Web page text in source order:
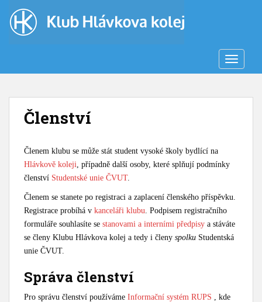
o
Členství
Členem klubu se může stát student vysoké školy bydlící na
Hlávkově koleji, případně další osoby, které splňují podmínky
členství Studentské unie ČVUT.
Členem se stanete po registraci a zaplacení členského příspěvku.
Registrace probíhá v kanceláři klubu. Podpisem registračního
formuláře souhlasíte se stanovami a interními předpisy a stáváte
se členy Klubu Hlávkova kolej a tedy i členy spolku Studentská
unie ČVUT.
Správa členství
Pro správu členství používáme Informační systém RUPS , kde